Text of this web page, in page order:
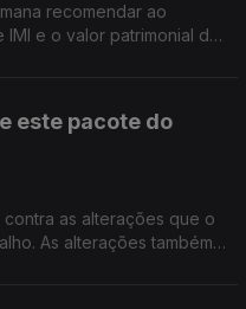
recomendar ao
e o valor patrimonial das
este pacote do
as alterações que o
As alterações também